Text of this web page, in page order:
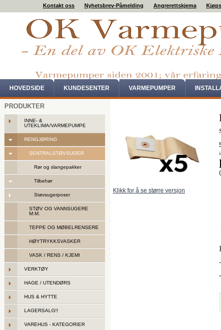
Kontakt oss Nyhetsbrev-Påmelding Angrerettskjema
HOVEDSIDE KUNDESENTER VARMEPUMPER
PRODUKTER
INNE- &
UTEKLIMA/VARMEPUMPE
RENGJØRING
SENTRALSTØVSUGER
Rør og slangepakker
Tilbehør
Støvsugerposer
STØV OG VANNSUGERE
M.M.
TEPPE OG MØBELRENSERE
HØYTRYKKSVASKER
VASK / RENS / KJEMI
VERKTØY
HAGE / UTENDØRS
HUS & HYTTE
LAGERSALG!!
VAREHUS - KATEGORIER
Klikk for å se større versjon